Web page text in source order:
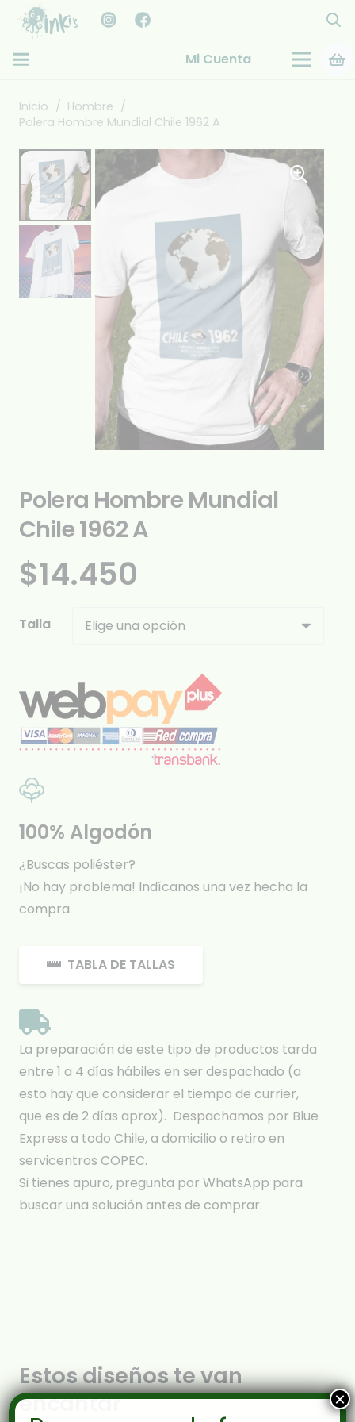
Mi Cuenta
Inicio / Hombre /
Polera Hombre Mundial Chile 1962 A
Polera Hombre Mundial
Chile 1962 A
$14.450
Talla
100% Algodón
¿Buscas poliéster?
¡No hay problema! Indícanos una vez hecha la
compra.
TABLA DE TALLAS
La preparación de este tipo de productos tarda
entre 1 a 4 días hábiles en ser despachado (a
esto hay que considerar el tiempo de currier,
que es de 2 días aprox). Despachamos por Blue
Express a todo Chile, a domicilio o retiro en
servicentros COPEC.
Si tienes apuro, pregunta por WhatsApp para
buscar una solución antes de comprar.
Estos diseños te van
encantar
×